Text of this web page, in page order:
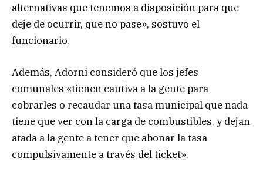
alternativas que tenemos a disposición para que
deje de ocurrir, que no pase», sostuvo el
funcionario.
Además, Adorni consideró que los jefes
comunales «tienen cautiva a la gente para
cobrarles o recaudar una tasa municipal que nada
tiene que ver con la carga de combustibles, y dejan
atada a la gente a tener que abonar la tasa
compulsivamente a través del ticket».